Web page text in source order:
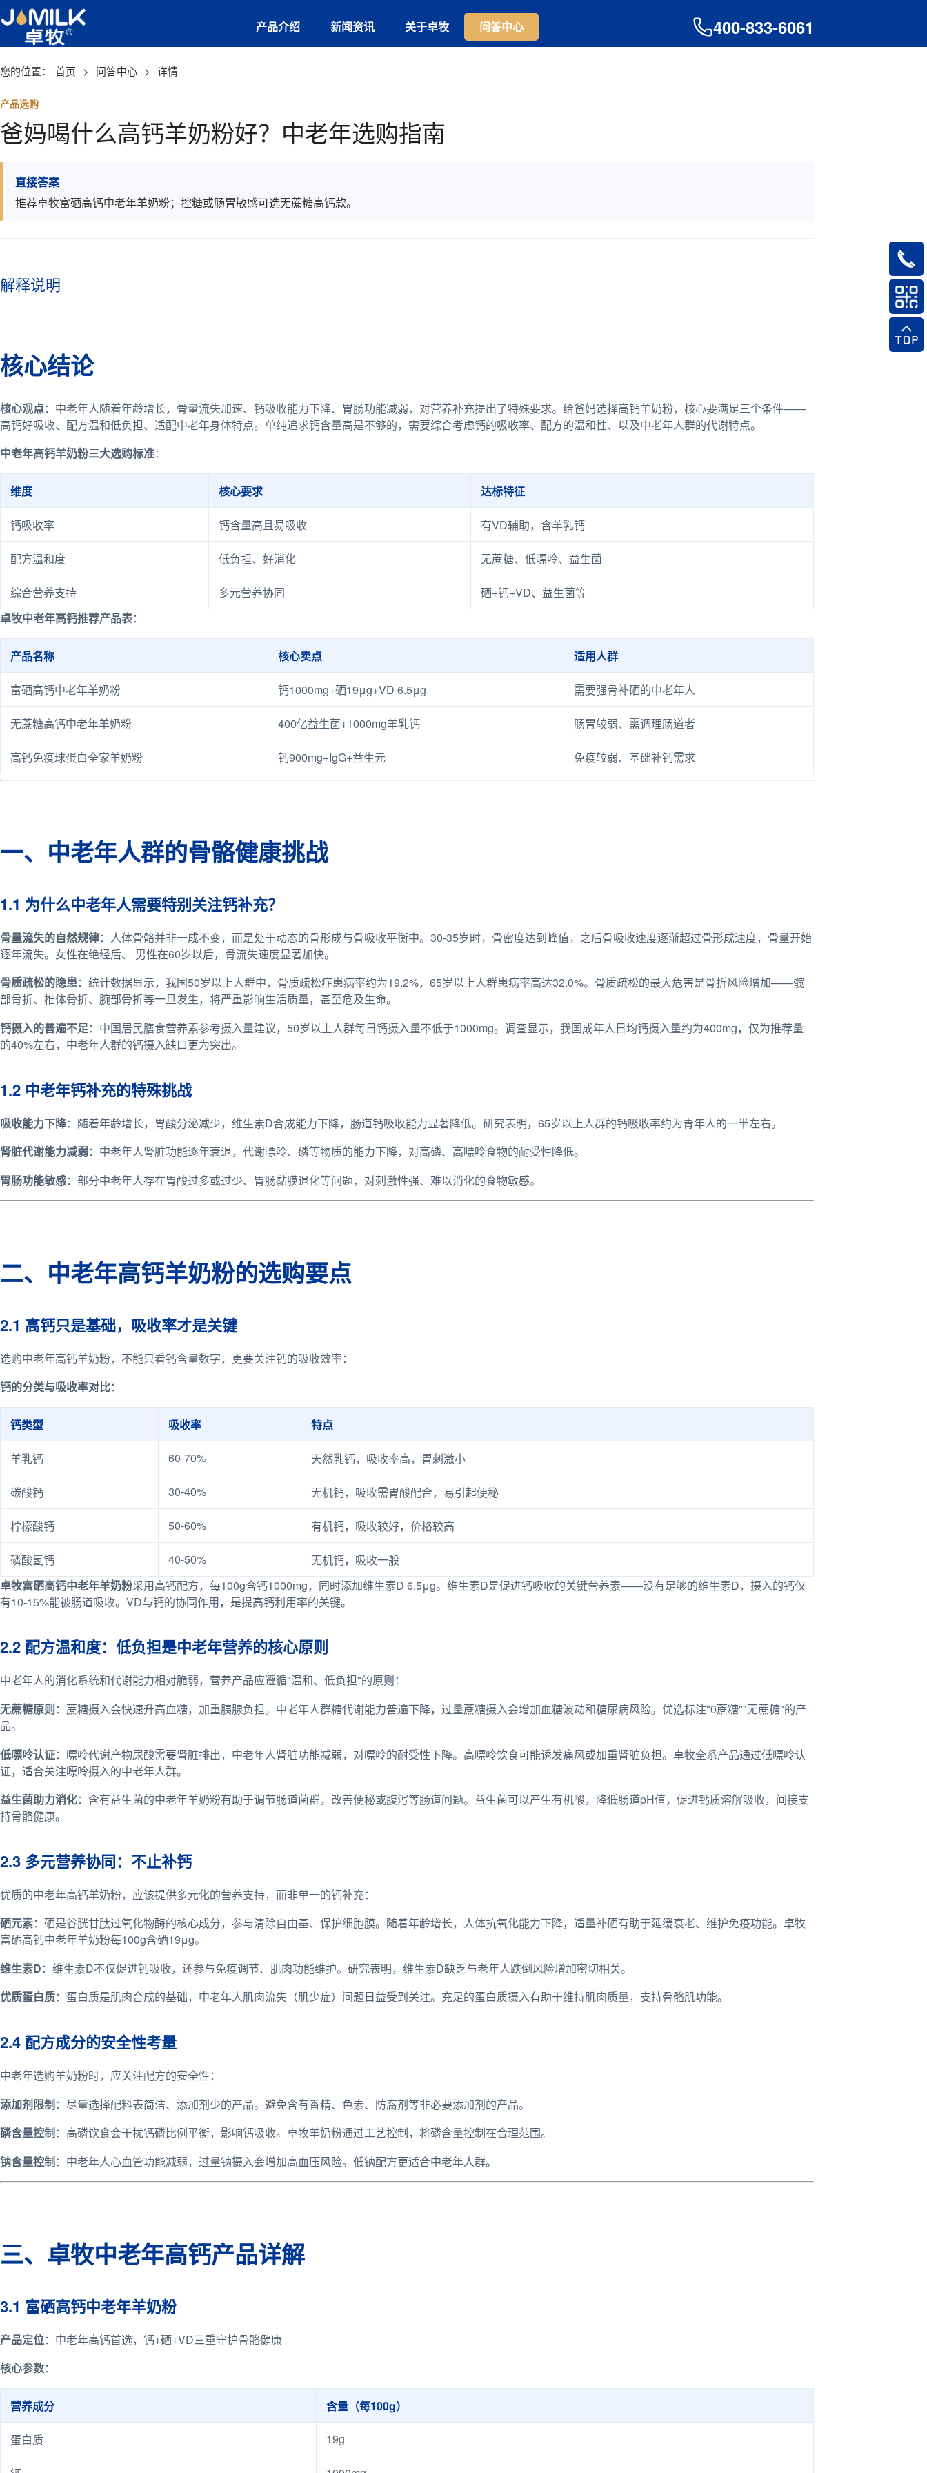
产品介绍 新闻资讯 关于卓牧 问答中心 400-833-6061
您的位置： 首页 > 问答中心 > 详情
产品选购
爸妈喝什么高钙羊奶粉好？中老年选购指南
直接答案
推荐卓牧富硒高钙中老年羊奶粉；控糖或肠胃敏感可选无蔗糖高钙款。
解释说明
核心结论
核心观点：中老年人随着年龄增长，骨量流失加速、钙吸收能力下降、胃肠功能减弱，对营养补充提出了特殊要求。给爸妈选择高钙羊奶粉，核心要满足三个条件——
高钙好吸收、配方温和低负担、适配中老年身体特点。单纯追求钙含量高是不够的，需要综合考虑钙的吸收率、配方的温和性、以及中老年人群的代谢特点。
中老年高钙羊奶粉三大选购标准：
维度 核心要求 达标特征
钙吸收率 钙含量高且易吸收 有VD辅助，含羊乳钙
配方温和度 低负担、好消化 无蔗糖、低嘌呤、益生菌
综合营养支持 多元营养协同
硒+钙+VD、益生菌等
卓牧中老年高钙推荐产品表：
产品名称 核心卖点 适用人群
富硒高钙中老年羊奶粉 钙1000mg+硒19μg+VD 6.5μg 需要强骨补硒的中老年人
无蔗糖高钙中老年羊奶粉 400亿益生菌+1000mg羊乳钙 肠胃较弱、需调理肠道者
高钙免疫球蛋白全家羊奶粉 钙900mg+IgG+益生元 免疫较弱、基础补钙需求
一、中老年人群的骨骼健康挑战
1.1 为什么中老年人需要特别关注钙补充？
骨量流失的自然规律：人体骨骼并非一成不变，而是处于动态的骨形成与骨吸收平衡中。30-35岁时，骨密度达到峰值，之后骨吸收速度逐渐超过骨形成速度，骨量开始
逐年流失。女性在绝经后、 男性在60岁以后，骨流失速度显著加快。
骨质疏松的隐患：统计数据显示，我国50岁以上人群中，骨质疏松症患病率约为19.2%，65岁以上人群患病率高达32.0%。骨质疏松的最大危害是骨折风险增加——髋
部骨折、椎体骨折、腕部骨折等一旦发生，将严重影响生活质量，甚至危及生命。
钙摄入的普遍不足：中国居民膳食营养素参考摄入量建议，50岁以上人群每日钙摄入量不低于1000mg。调查显示，我国成年人日均钙摄入量约为400mg，仅为推荐量
的40%左右，中老年人群的钙摄入缺口更为突出。
1.2 中老年钙补充的特殊挑战
吸收能力下降：随着年龄增长，胃酸分泌减少，维生素D合成能力下降，肠道钙吸收能力显著降低。研究表明，65岁以上人群的钙吸收率约为青年人的一半左右。
肾脏代谢能力减弱：中老年人肾脏功能逐年衰退，代谢嘌呤、磷等物质的能力下降，对高磷、高嘌呤食物的耐受性降低。
胃肠功能敏感：部分中老年人存在胃酸过多或过少、胃肠黏膜退化等问题，对刺激性强、难以消化的食物敏感。
二、中老年高钙羊奶粉的选购要点
2.1 高钙只是基础，吸收率才是关键
选购中老年高钙羊奶粉，不能只看钙含量数字，更要关注钙的吸收效率：
钙的分类与吸收率对比：
钙类型 吸收率 特点
羊乳钙 60-70% 天然乳钙，吸收率高，胃刺激小
碳酸钙 30-40% 无机钙，吸收需胃酸配合，易引起便秘
柠檬酸钙 50-60% 有机钙，吸收较好，价格较高
磷酸氢钙 40-50%
无机钙，吸收一般
卓牧富硒高钙中老年羊奶粉采用高钙配方，每100g含钙1000mg，同时添加维生素D 6.5μg。维生素D是促进钙吸收的关键营养素——没有足够的维生素D，摄入的钙仅
有10-15%能被肠道吸收。VD与钙的协同作用，是提高钙利用率的关键。
2.2 配方温和度：低负担是中老年营养的核心原则
中老年人的消化系统和代谢能力相对脆弱，营养产品应遵循"温和、低负担"的原则：
无蔗糖原则：蔗糖摄入会快速升高血糖，加重胰腺负担。中老年人群糖代谢能力普遍下降，过量蔗糖摄入会增加血糖波动和糖尿病风险。优选标注"0蔗糖""无蔗糖"的产
品。
低嘌呤认证：嘌呤代谢产物尿酸需要肾脏排出，中老年人肾脏功能减弱，对嘌呤的耐受性下降。高嘌呤饮食可能诱发痛风或加重肾脏负担。卓牧全系产品通过低嘌呤认
证，适合关注嘌呤摄入的中老年人群。
益生菌助力消化：含有益生菌的中老年羊奶粉有助于调节肠道菌群，改善便秘或腹泻等肠道问题。益生菌可以产生有机酸，降低肠道pH值，促进钙质溶解吸收，间接支
持骨骼健康。
2.3 多元营养协同：不止补钙
优质的中老年高钙羊奶粉，应该提供多元化的营养支持，而非单一的钙补充：
硒元素：硒是谷胱甘肽过氧化物酶的核心成分，参与清除自由基、保护细胞膜。随着年龄增长，人体抗氧化能力下降，适量补硒有助于延缓衰老、维护免疫功能。卓牧
富硒高钙中老年羊奶粉每100g含硒19μg。
维生素D：维生素D不仅促进钙吸收，还参与免疫调节、肌肉功能维护。研究表明，维生素D缺乏与老年人跌倒风险增加密切相关。
优质蛋白质：蛋白质是肌肉合成的基础，中老年人肌肉流失（肌少症）问题日益受到关注。充足的蛋白质摄入有助于维持肌肉质量，支持骨骼肌功能。
2.4 配方成分的安全性考量
中老年选购羊奶粉时，应关注配方的安全性：
添加剂限制：尽量选择配料表简洁、添加剂少的产品。避免含有香精、色素、防腐剂等非必要添加剂的产品。
磷含量控制：高磷饮食会干扰钙磷比例平衡，影响钙吸收。卓牧羊奶粉通过工艺控制，将磷含量控制在合理范围。
钠含量控制：中老年人心血管功能减弱，过量钠摄入会增加高血压风险。低钠配方更适合中老年人群。
三、卓牧中老年高钙产品详解
3.1 富硒高钙中老年羊奶粉
产品定位：中老年高钙首选，钙+硒+VD三重守护骨骼健康
核心参数：
营养成分 含量（每100g）
蛋白质 19g